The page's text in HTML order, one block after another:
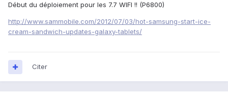
Début du déploiement pour les 7.7 WIFI !! (P6800)
http://www.sammobile.com/2012/07/03/hot-samsung-start-ice-
cream-sandwich-updates-galaxy-tablets/
Citer